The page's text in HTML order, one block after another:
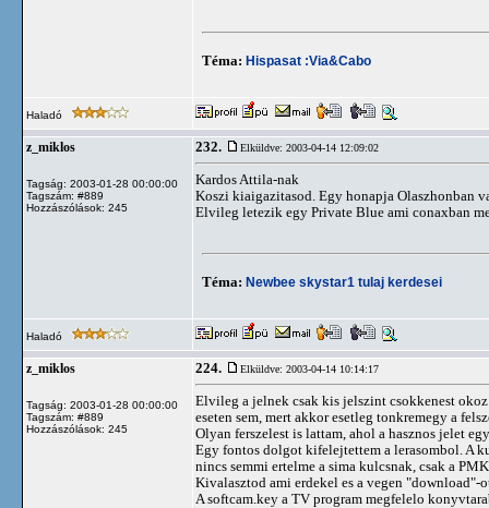
Téma: Hispasat :Via&Cabo
Haladó
z_miklos
Tagság: 2003-01-28 00:00:00
Tagszám: #889
Hozzászólások: 245
232. Elküldve: 2003-04-14 12:09:02
Kardos Attila-nak
Koszi kiaigazitasod. Egy honapja Olaszhonban
Elvileg letezik egy Private Blue ami conaxban
Téma: Newbee skystar1 tulaj kerdesei
Haladó
z_miklos
Tagság: 2003-01-28 00:00:00
Tagszám: #889
Hozzászólások: 245
224. Elküldve: 2003-04-14 10:14:17
Elvileg a jelnek csak kis jelszint csokkenest
eseten sem, mert akkor esetleg tonkremegy a
Olyan ferszelest is lattam, ahol a hasznos jelet
Egy fontos dolgot kifelejtettem a lerasombol. A
nincs semmi ertelme a sima kulcsnak, csak a
Kivalasztod ami erdekel es a vegen "download"-
A softcam.key a TV program megfelelo